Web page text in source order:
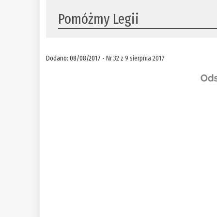
Pomóżmy Legii
Dodano: 08/08/2017 -Nr 32 z 9 sierpnia 2017